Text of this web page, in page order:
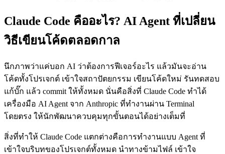
Claude Code คืออะไร? AI Agent ที่เปลี่ยน
วิธีเขียนโค้ดตลอดกาล
นึกภาพว่าแค่บอก AI ว่าต้องการฟีเจอร์อะไร แล้วมันจะอ่าน
โค้ดทั้งโปรเจกต์ เข้าใจสถาปัตยกรรม เขียนโค้ดใหม่ รันทดสอบ
แก้บั๊ก แล้ว commit ให้ทั้งหมด นั่นคือสิ่งที่ Claude Code ทำได้
เครื่องมือ AI Agent จาก Anthropic ที่ทำงานผ่าน Terminal
โดยตรง ให้นักพัฒนาควบคุมทุกขั้นตอนได้อย่างเต็มที่
สิ่งที่ทำให้ Claude Code แตกต่างคือการทำงานแบบ Agent ที่
เข้าใจบริบทของโปรเจกต์ทั้งหมด นำทางข้ามไฟล์ เข้าใจ